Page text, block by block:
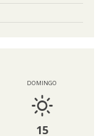
DOMINGO
15